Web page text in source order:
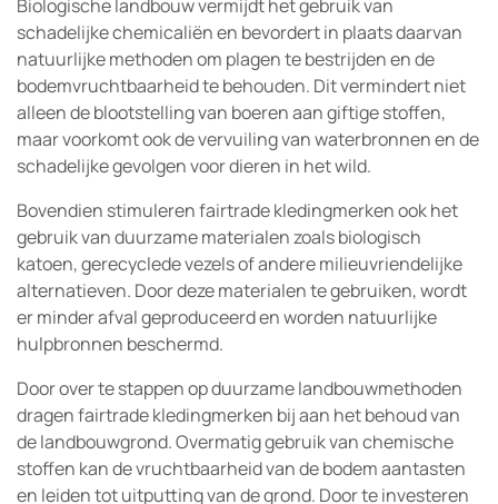
Biologische landbouw vermijdt het gebruik van
schadelijke chemicaliën en bevordert in plaats daarvan
natuurlijke methoden om plagen te bestrijden en de
bodemvruchtbaarheid te behouden. Dit vermindert niet
alleen de blootstelling van boeren aan giftige stoffen,
maar voorkomt ook de vervuiling van waterbronnen en de
schadelijke gevolgen voor dieren in het wild.
Bovendien stimuleren fairtrade kledingmerken ook het
gebruik van duurzame materialen zoals biologisch
katoen, gerecyclede vezels of andere milieuvriendelijke
alternatieven. Door deze materialen te gebruiken, wordt
er minder afval geproduceerd en worden natuurlijke
hulpbronnen beschermd.
Door over te stappen op duurzame landbouwmethoden
dragen fairtrade kledingmerken bij aan het behoud van
de landbouwgrond. Overmatig gebruik van chemische
stoffen kan de vruchtbaarheid van de bodem aantasten
en leiden tot uitputting van de grond. Door te investeren